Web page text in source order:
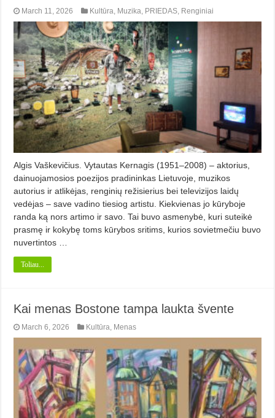
March 11, 2026 Kultūra Muzika PRIEDAS Renginiai
Algis Vaškevičius. Vytautas Kernagis (1951–2008) – aktorius,
dainuojamosios poezijos pradininkas Lietuvoje, muzikos
autorius ir atlikėjas, renginių režisierius bei televizijos laidų
vedėjas – save vadino tiesiog artistu. Kiekvienas jo kūryboje
randa ką nors artimo ir savo. Tai buvo asmenybė, kuri suteikė
prasmę ir kokybę toms kūrybos sritims, kurios sovietmečiu buvo
nuvertintos …
Toliau...
Kai menas Bostone tampa laukta švente
March 6, 2026 Kultūra, Menas